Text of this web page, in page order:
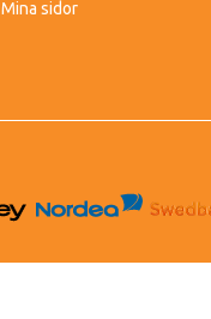
Mina sidor